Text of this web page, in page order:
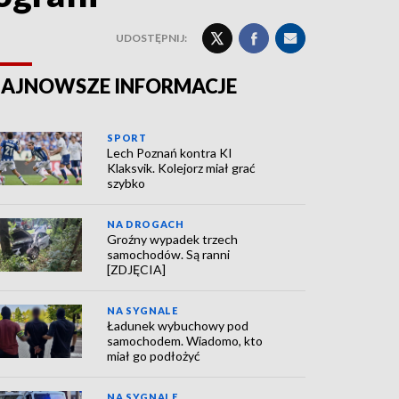
UDOSTĘPNIJ:
INFORMACJE
SPORT
Lech Poznań kontra KI
Klaksvik. Kolejorz miał grać
szybko
NA DROGACH
Groźny wypadek trzech
samochodów. Są ranni
[ZDJĘCIA]
NA SYGNALE
Ładunek wybuchowy pod
samochodem. Wiadomo, kto
miał go podłożyć